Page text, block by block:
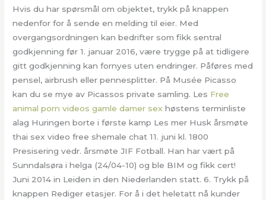
Hvis du har spørsmål om objektet, trykk på knappen
nedenfor for å sende en melding til eier. Med
overgangsordningen kan bedrifter som fikk sentral
godkjenning før 1. januar 2016, være trygge på at tidligere
gitt godkjenning kan fornyes uten endringer. Påføres med
pensel, airbrush eller pennesplitter. På Musée Picasso
kan du se mye av Picassos private samling. Les Free
animal porn videos gamle damer sex høstens terminliste
alag Huringen borte i første kamp Les mer Husk årsmøte
thai sex video free shemale chat 11. juni kl. 1800
Presisering vedr. årsmøte JIF Fotball. Han har vært på
Sunndalsøra i helga (24/04-10) og ble BIM og fikk cert!
Juni 2014 in Leiden in den Niederlanden statt. 6. Trykk på
knappen Rediger etasjer. For å i det heletatt nå kunder